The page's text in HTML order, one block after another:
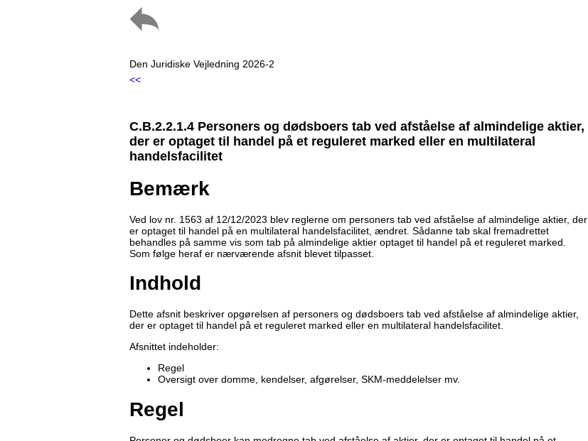
Den Juridiske Vejledning 2026-2
<<
C.B.2.2.1.4 Personers og dødsboers tab ved afståelse af almindelige aktier,
der er optaget til handel på et reguleret marked eller en multilateral
handelsfacilitet
Bemærk
Ved lov nr. 1563 af 12/12/2023 blev reglerne om personers tab ved afståelse af almindelige aktier, der
er optaget til handel på en multilateral handelsfacilitet, ændret. Sådanne tab skal fremadrettet
behandles på samme vis som tab på almindelige aktier optaget til handel på et reguleret marked.
Som følge heraf er nærværende afsnit blevet tilpasset.
Indhold
Dette afsnit beskriver opgørelsen af personers og dødsboers tab ved afståelse af almindelige aktier,
der er optaget til handel på et reguleret marked eller en multilateral handelsfacilitet.
Afsnittet indeholder:
Regel
Oversigt over domme, kendelser, afgørelser, SKM-meddelelser mv.
Regel